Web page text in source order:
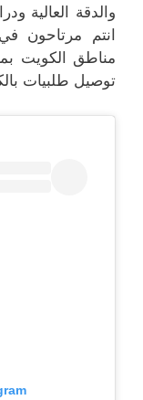
والدقة العالية
انتم مرتاحون
مناطق الكويت
توصيل طلبيات